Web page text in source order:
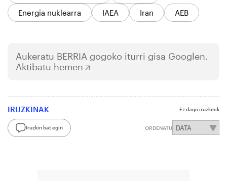
Energia nuklearra
IAEA Iran AEB
Aukeratu BERRIA gogoko iturri gisa Googlen.
Aktibatu hemen
IRUZKINAK Ez dago iruzkinik
Iruzkin bat egin ORDENATU